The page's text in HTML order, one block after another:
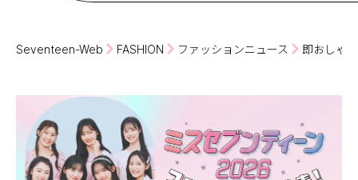
Seventeen-Web FASHION ファッションニュース 即おしゃ